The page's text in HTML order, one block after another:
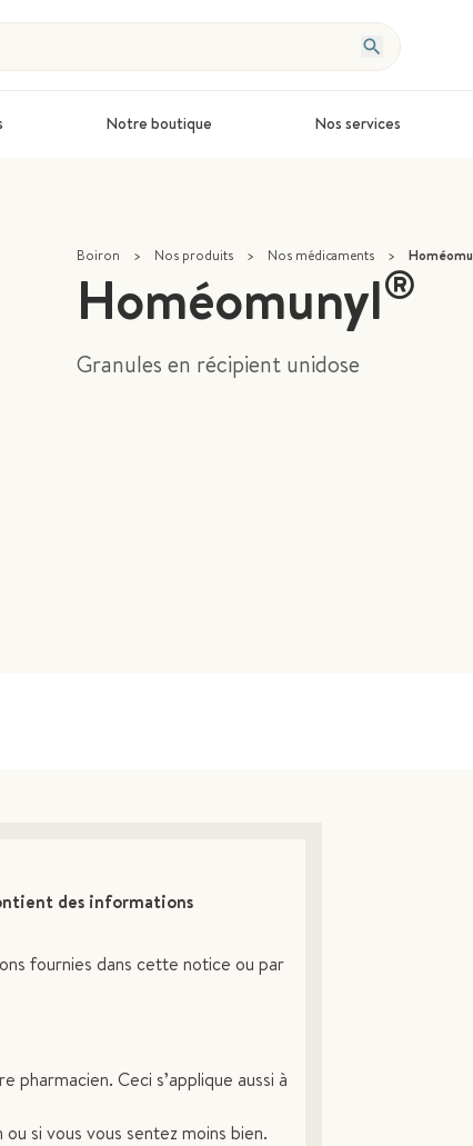
Notre boutique Nos services
Boiron > Nos produits > Nos médicaments >
Homéomunyl®
Granules en récipient unidose
des informations
fournies dans cette notice ou par
Ceci s’applique aussi à
si vous vous sentez moins bien.